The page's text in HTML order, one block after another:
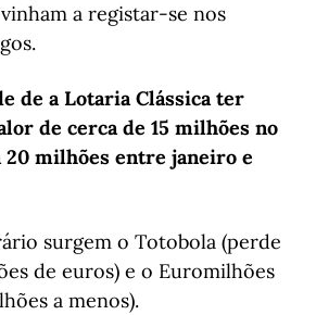
a registar-se nos
de a Lotaria Clássica ter
de cerca de 15 milhões no
20 milhões entre janeiro e
surgem o Totobola (perde
de euros) e o Euromilhões
a menos).